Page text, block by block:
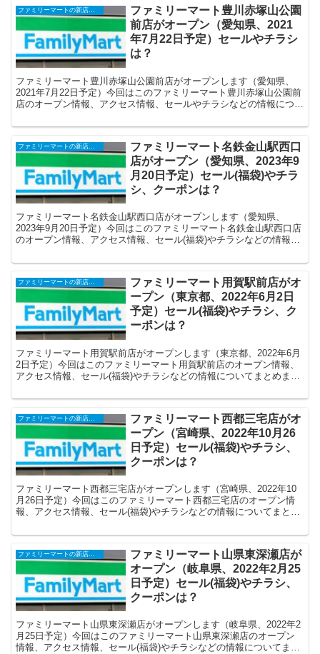
ファミリーマートの新店舗開店・オープンセール(福袋)・閉店、クーポンなど
ファミリーマート豊川赤塚山公園
前店がオープン（愛知県、2021
年7月22日予定）セールやチラシ
は？
ファミリーマート豊川赤塚山公園前店がオープンします（愛知県、
2021年7月22日予定）今回はこのファミリーマート豊川赤塚山公園前
店のオープン情報、アクセス情報、セールやチラシなどの情報につい
ファミリーマート名鉄金山駅西口
店がオープン（愛知県、2023年9
月20日予定）セール(福袋)やチラ
シ、クーポンは？
ファミリーマート名鉄金山駅西口店がオープンします（愛知県、
2023年9月20日予定）今回はこのファミリーマート名鉄金山駅西口店
のオープン情報、アクセス情報、セール(福袋)やチラシなどの情報に
ファミリーマートの新店舗開店・オープンセール(福袋)・閉店、クーポンなど
ファミリーマート用賀駅前店がオ
ープン（東京都、2022年6月2日
予定）セール(福袋)やチラシ、ク
ーポンは？
ファミリーマート用賀駅前店がオープンします（東京都、2022年6月
2日予定）今回はこのファミリーマート用賀駅前店のオープン情報、
アクセス情報、セール(福袋)やチラシなどの情報についてまとめま
ファミリーマート西都三宅店がオ
ープン（宮崎県、2022年10月26
日予定）セール(福袋)やチラシ、
クーポンは？
ファミリーマート西都三宅店がオープンします（宮崎県、2022年10
月26日予定）今回はこのファミリーマート西都三宅店のオープン情
報、アクセス情報、セール(福袋)やチラシなどの情報についてまとめ
ファミリーマートの新店舗開店・オープンセール(福袋)・閉店、クーポンなど
ファミリーマート山県東深瀬店が
オープン（岐阜県、2022年2月25
日予定）セール(福袋)やチラシ、
クーポンは？
ファミリーマート山県東深瀬店がオープンします（岐阜県、2022年2
月25日予定）今回はこのファミリーマート山県東深瀬店のオープン
情報、アクセス情報、セール(福袋)やチラシなどの情報についてまと